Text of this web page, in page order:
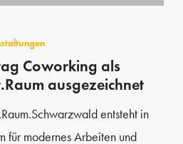
Coworking als
ausgezeichnet
entsteht in
für modernes Arbeiten und